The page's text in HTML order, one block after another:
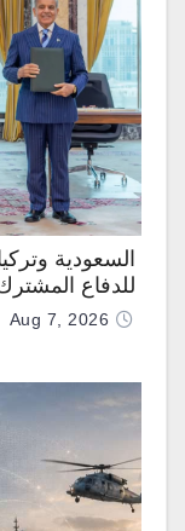
السعودية
للدفاع
Aug 7, 2026